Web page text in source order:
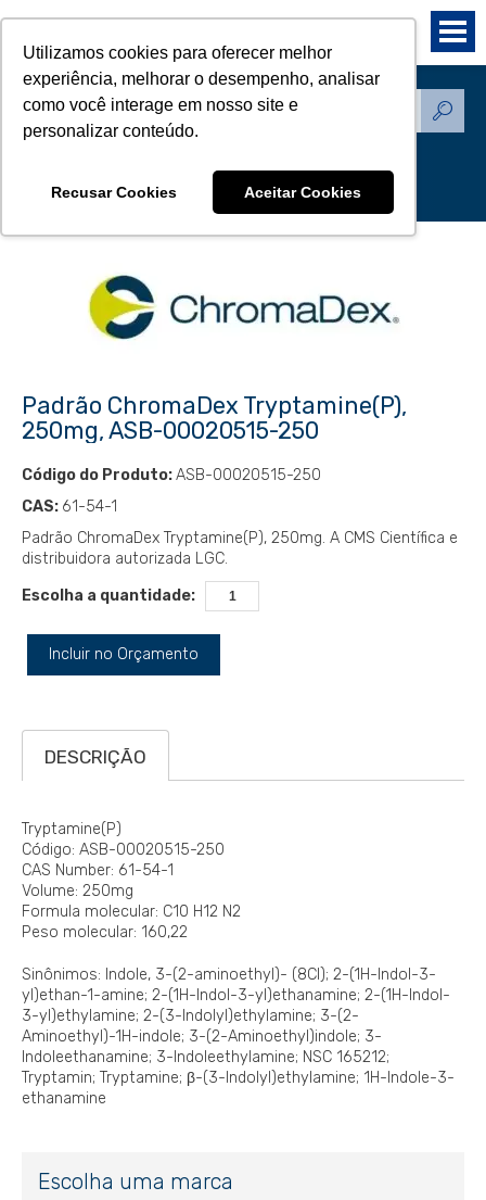
Utilizamos cookies para oferecer melhor
experiência, melhorar o desempenho, analisar
como você interage em nosso site e
personalizar conteúdo.
Recusar Cookies Aceitar Cookies
Produtos - Padrões de
Padrão ChromaDex Tryptamine(P),
250mg, ASB-00020515-250
Código do Produto:ASB-00020515-250
CAS: 61-54-1
Padrão ChromaDex Tryptamine(P), 250mg. A CMS Científica e
distribuidora autorizada LGC.
Escolha a quantidade:
Incluir no Orçamento
DESCRIÇÃO
Tryptamine(P)
Código: ASB-00020515-250
CAS Number: 61-54-1
Volume: 250mg
Formula molecular: C10 H12 N2
Peso molecular: 160,22
Sinônimos: Indole, 3-(2-aminoethyl)- (8CI); 2-(1H-Indol-3-
yl)ethan-1-amine; 2-(1H-Indol-3-yl)ethanamine; 2-(1H-Indol-
3-yl)ethylamine; 2-(3-Indolyl)ethylamine; 3-(2-
Aminoethyl)-1H-indole; 3-(2-Aminoethyl)indole; 3-
Indoleethanamine; 3-Indoleethylamine; NSC 165212;
Tryptamin; Tryptamine; β-(3-Indolyl)ethylamine; 1H-Indole-3-
ethanamine
Escolha uma marca